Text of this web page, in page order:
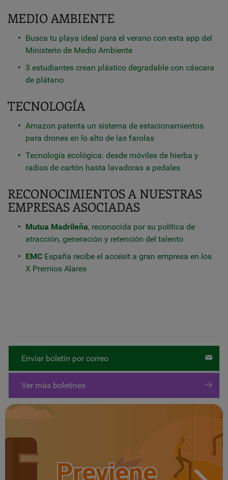
MEDIO AMBIENTE
Busca tu playa ideal para el verano con esta app del
Ministerio de Medio Ambiente
3 estudiantes crean plástico degradable con cáscara
de plátano
TECNOLOGÍA
Amazon patenta un sistema de estacionamientos
para drones en lo alto de las farolas
Tecnología ecológica: desde móviles de hierba y
radios de cartón hasta lavadoras a pedales
RECONOCIMIENTOS A NUESTRAS
EMPRESAS ASOCIADAS
Mutua Madrileña, reconocida por su política de
atracción, generación y retención del talento
EMC España recibe el accésit a gran empresa en los
X Premios Alares
Enviar boletín por correo
Ver más boletines
Previene